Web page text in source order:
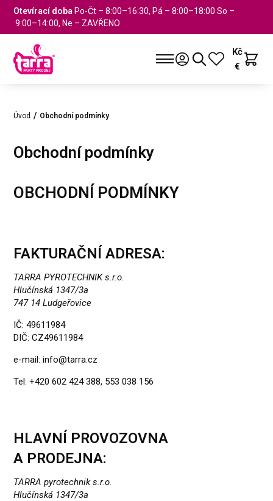
Otevírací doba Po-Čt – 8:00–16:30, Pá – 8:00–18:00 So –
9:00–14:00, Ne – ZAVŘENO
Kč
€
Úvod Obchodní podmínky
Obchodní podmínky
OBCHODNÍ PODMÍNKY
FAKTURAČNÍ ADRESA:
TARRA PYROTECHNIK s.r.o.
Hlučínská 1347/3a
747 14 Ludgeřovice
IČ: 49611984
DIČ: CZ49611984
e-mail:info@tarra.cz
Tel: +420 602 424 388, 553 038 156
HLAVNÍ PROVOZOVNA
A PRODEJNA:
TARRA pyrotechnik s.r.o.
Hlučínská 1347/3a